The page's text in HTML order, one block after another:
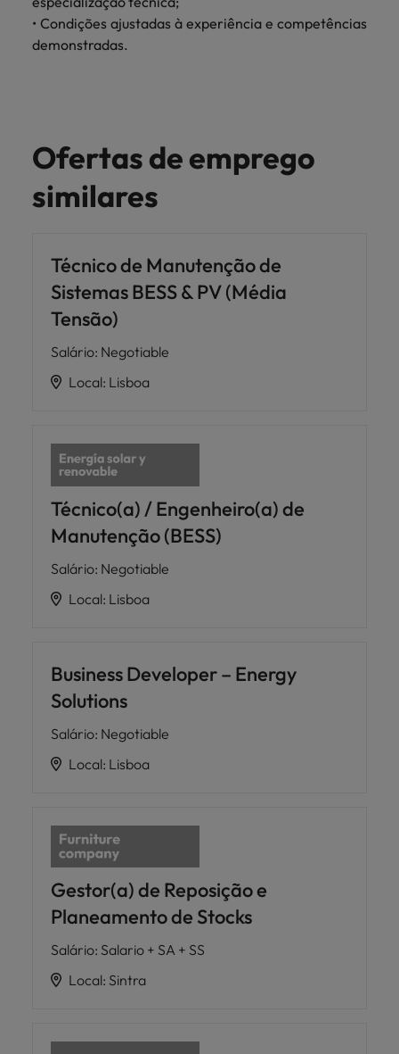
• Condições ajustadas à experiência e competências
demonstradas.
Ofertas de emprego
similares
Técnico de Manutenção de
Sistemas BESS & PV (Média
Tensão)
Salário: Negotiable
Local: Lisboa
Técnico(a) / Engenheiro(a) de
Manutenção (BESS)
Salário: Negotiable
Local: Lisboa
Business Developer – Energy
Solutions
Salário: Negotiable
Local: Lisboa
Gestor(a) de Reposição e
Planeamento de Stocks
Salário: Salario + SA + SS
Local: Sintra